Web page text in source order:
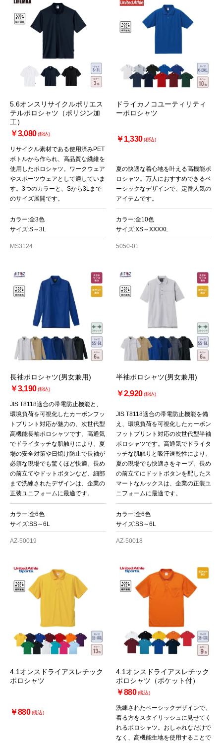
5.6オンスリサイクルポリエス
テルポロシャツ（ポリジン加
工）
￥3,080(税込)
リサイクル素材である使用済みPET
ボトルから作られ、高品質な繊維を
使用したポロシャツ。ワークウェア
やスポーツウェアとして適していま
す。3つのカラーと、Sから3Lまで
のサイズ展開です。
カラー:全3色
サイズ:S～3L
MS3124
ドライカノコユーティリティ
ーポロシャツ
￥1,330(税込)
夏の快適な着心地を叶える高機能ポ
ロシャツ。万人におすすめできるベ
ーシックなデザインで、定番人気の
アイテムです。
カラー:全10色
サイズ:XS～XXXXL
5050-01
長袖ポロシャツ(男女兼用)
￥3,190(税込)
JIS T8118適合の帯電防止機能と、
環境負荷を可視化したカーボンフッ
トプリント対応が魅力の、次世代型
高機能長袖ポロシャツです。高通気
でドライタッチな肌触りにより、夏
場の安全対策や日焼け防止で長袖が
必須な現場でも驚くほど快適。長め
の前立てやドットボタンなど、細部
まで洗練されたデザインは、企業の
正装ユニフォームに最適です。
カラー:全6色
サイズ:SS～6L
AZ-50019
半袖ポロシャツ(男女兼用)
￥2,920(税込)
JIS T8118適合の帯電防止機能を備
え、環境負荷を可視化したカーボン
フットプリント対応の次世代型半袖
ポロシャツです。高通気でドライタ
ッチな肌触りと吸汗速乾性により、
夏の現場でも快適さをキープ。長め
の前立てにドットボタンを配したス
マートなルックスは、企業の正装ユ
ニフォームに最適です。
カラー:全6色
サイズ:SS～6L
AZ-50018
4.1オンスドライアスレチック
ポロシャツ
￥880 (税込)
4.1オンスドライアスレチック
ポロシャツ（ポケット付）
￥880 (税込)
洗練されたベーシックデザインで、
着る方をスタイリッシュに見せてく
れるポロシャツ。おしゃれなだけで
なく、高機能生地を使用することで